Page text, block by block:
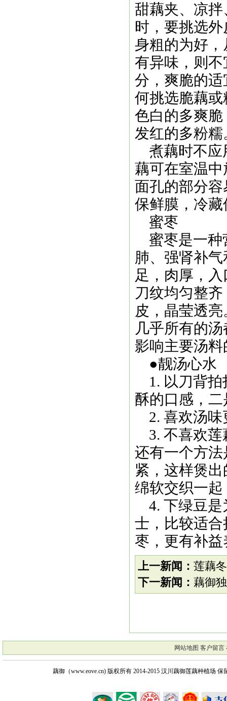
甜藕夹、凉
时，要挑选
身粗的为好
有异味，则
分，爽脆的
何挑选脆藕
色白的多爽
发红的多粉糯
煮藕时不应
藕可在室温
面孔的部分
保鲜膜，冷
蜜枣
蜜枣是一种
肺、强肾补
足，肉厚，
刀纹均匀整
皮，晶莹透
几乎所有的
影响主要汤
●靓汤心水
1. 以刀背拍
酥的口感，
2. 喜欢汤味
3. 不喜欢莲
还有一个方
紧，这样煲
绵软交织一
4. 下绿豆是
士，比较适
枣，更有补
上一新闻： 莲藕
下一新闻： 藕御
网站地图 客户留言
藕御（www.eove.cn) 版权所有2014-2015 汉川藕御莲藕种植场 保